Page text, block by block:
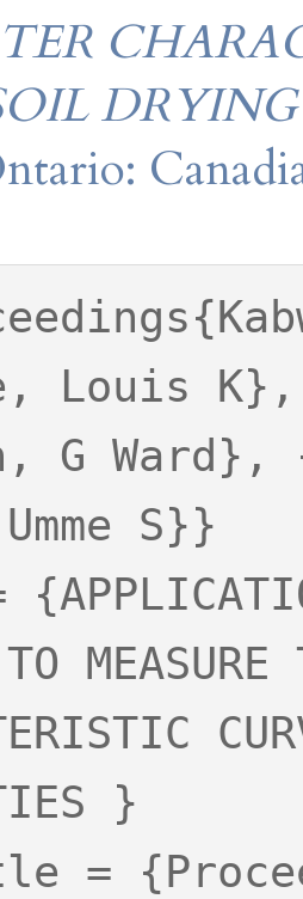
Louis
G
S}}
}
=